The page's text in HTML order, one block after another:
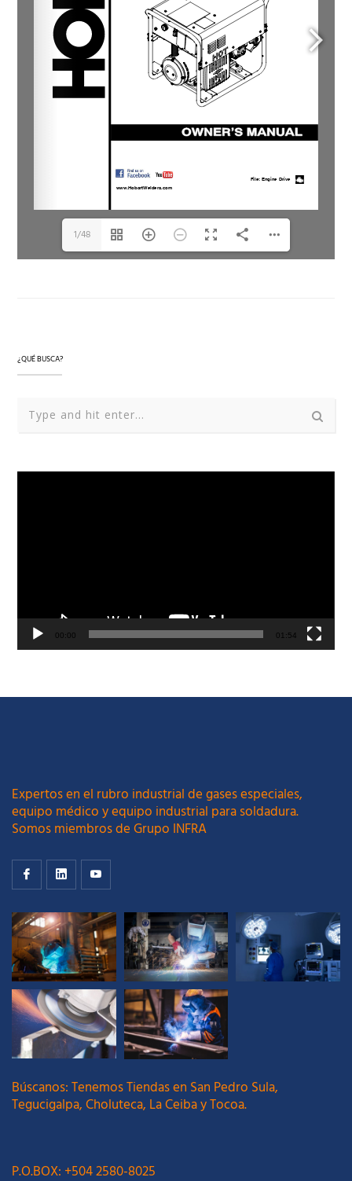
1/48
¿QUÉ BUSCA?
00:00 01:54
Expertos en el rubro industrial de gases especiales,
equipo médico y equipo industrial para soldadura.
Somos miembros de Grupo INFRA
Búscanos: Tenemos Tiendas en San Pedro Sula,
Tegucigalpa, Choluteca, La Ceiba y Tocoa.
P.O.BOX: +504 2580-8025